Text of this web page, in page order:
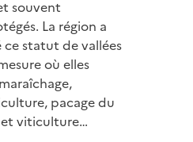
souvent
La région a
statut de vallées
où elles
pacage du
viticulture…